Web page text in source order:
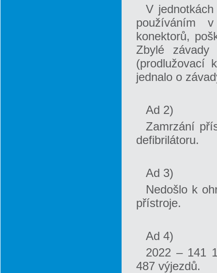
V
používáním
konektorů,
Zbylé závady
(prodlužovací
jednalo o
Ad 2)
Zamrzání
defibrilátoru.
Ad 3)
Nedošlo k
přístroje.
Ad 4)
2022 – 141
487 výjezdů.